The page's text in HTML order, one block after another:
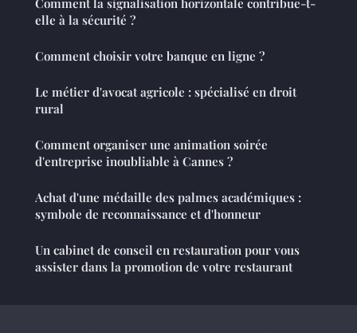
elle à la sécurité ?
Comment choisir votre banque en ligne ?
Le métier d'avocat agricole : spécialisé en droit
rural
Comment organiser une animation soirée
d'entreprise inoubliable à Cannes ?
Achat d'une médaille des palmes académiques :
symbole de reconnaissance et d'honneur
Un cabinet de conseil en restauration pour vous
assister dans la promotion de votre restaurant